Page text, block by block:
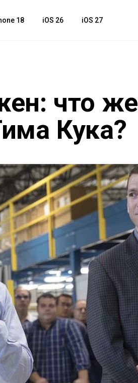
18 iOS 26 iOS 27
что же
Кука?